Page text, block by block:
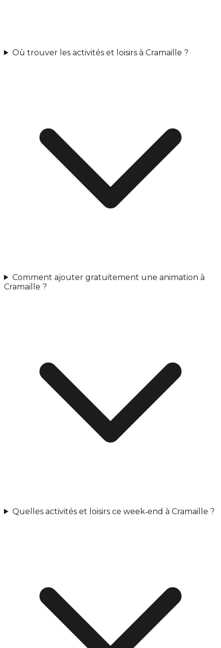
Où trouver les activités et loisirs à Cramaille ?
Comment ajouter gratuitement une animation à
Cramaille ?
Quelles activités et loisirs ce week‑end à Cramaille ?